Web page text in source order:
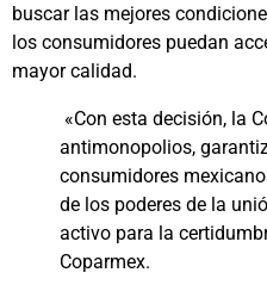
buscar las mejores
los consumidores puedan
mayor calidad.
«Con esta decisión, la
antimonopolios,
consumidores
de los poderes de la
activo para la
Coparmex.